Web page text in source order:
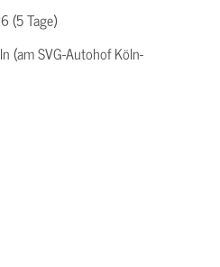
(5 Tage)
(am SVG-Autohof Köln-